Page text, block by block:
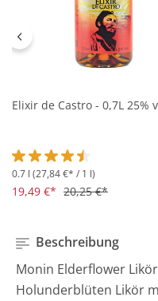
Elixir de Castro - 0,7L 25%
Durchschnittliche
0.7 l (27,84 €* / 1 l)
19,49 €* 20,25 €*
Beschreibung
Monin Elderflower
Holunderblüten Likör